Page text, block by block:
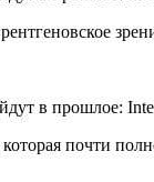
почти